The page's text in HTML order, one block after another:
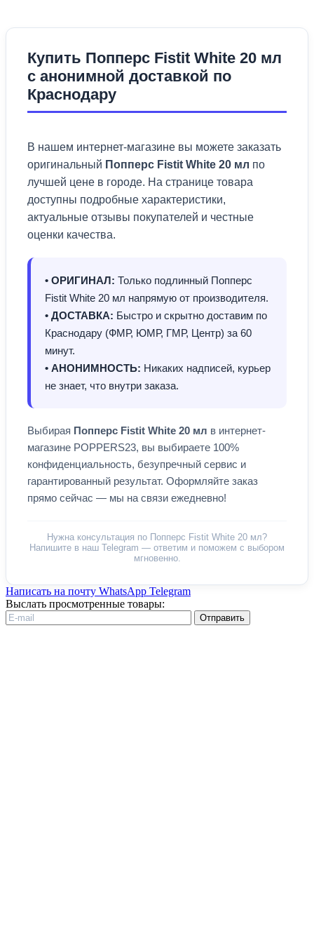
Купить Попперс Fistit White 20 мл
с анонимной доставкой по
Краснодару
В нашем интернет-магазине вы можете заказать
оригинальный Попперс Fistit White 20 мл по
лучшей цене в городе. На странице товара
доступны подробные характеристики,
актуальные отзывы покупателей и честные
оценки качества.
• ОРИГИНАЛ: Только подлинный Попперс
Fistit White 20 мл напрямую от производителя.
• ДОСТАВКА: Быстро и скрытно доставим по
Краснодару (ФМР, ЮМР, ГМР, Центр) за 60
минут.
• АНОНИМНОСТЬ: Никаких надписей, курьер
не знает, что внутри заказа.
Выбирая Попперс Fistit White 20 мл в интернет-
магазине POPPERS23, вы выбираете 100%
конфиденциальность, безупречный сервис и
гарантированный результат. Оформляйте заказ
прямо сейчас — мы на связи ежедневно!
Нужна консультация по Попперс Fistit White 20 мл?
Напишите в наш Telegram — ответим и поможем с выбором
мгновенно.
Написать на почту WhatsApp Telegram
Выслать просмотренные товары:
Отправить